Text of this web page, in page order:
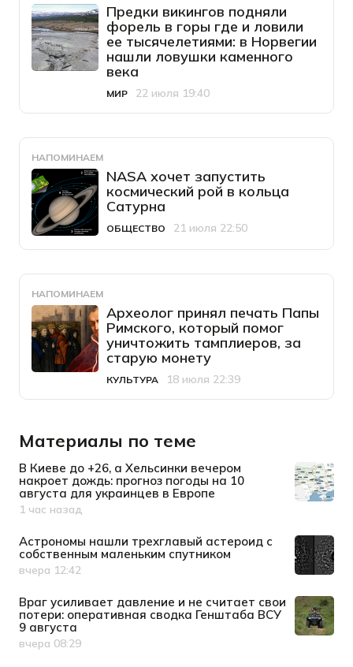
Предки викингов подняли
форель в горы где и ловили
ее тысячелетиями: в Норвегии
нашли ловушки каменного
века
Категория
МИР
Дата публикации
22 июля 19:40
НАПОМИНАЕМ
NASA хочет запустить
космический рой в кольца
Сатурна
Категория
ОБЩЕСТВО
Дата публикации
21 июля 22:50
НАПОМИНАЕМ
Археолог принял печать Папы
Римского, который помог
уничтожить тамплиеров, за
старую монету
Категория
КУЛЬТУРА
Дата публикации
18 июля 22:39
Материалы по теме
В Киеве до +26, а Хельсинки вечером
накроет дождь: прогноз погоды на 10
августа для украинцев в Европе
Дата публикации
1 час назад
Астрономы нашли трехглавый астероид с
собственным маленьким спутником
Дата публикации
вчера 12:42
Враг усиливает давление и не считает свои
потери: оперативная сводка Генштаба ВСУ
9 августа
Дата публикации
вчера 08:29